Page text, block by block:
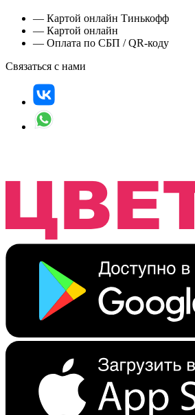
— Картой онлайн Тинькофф
— Картой онлайн
— Оплата по СБП / QR-коду
Связаться с нами